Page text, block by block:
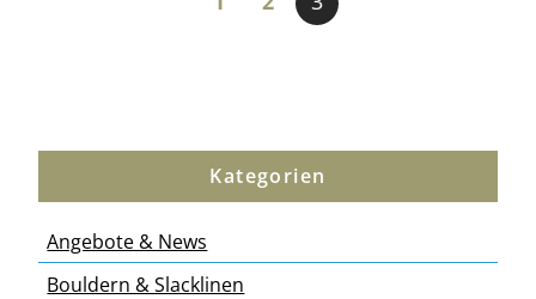
Kategorien
Angebote & News
Bouldern & Slacklinen